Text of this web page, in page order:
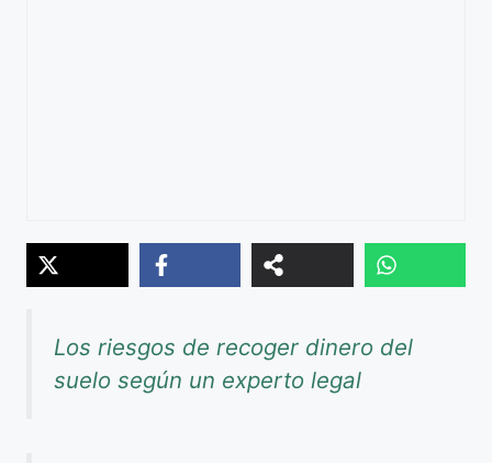
Los riesgos de recoger dinero del
suelo según un experto legal